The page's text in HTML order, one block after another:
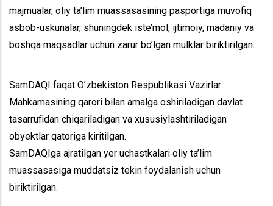
majmualar, oliy ta’lim muassasasining pasportiga muvofiq
asbob-uskunalar, shuningdek iste’mol, ijtimoiy, madaniy va
boshqa maqsadlar uchun zarur bo’lgan mulklar biriktirilgan.
SamDAQI faqat O’zbekiston Respublikasi Vazirlar
Mahkamasining qarori bilan amalga oshiriladigan davlat
tasarrufidan chiqariladigan va xususiylashtiriladigan
obyektlar qatoriga kiritilgan.
SamDAQIga ajratilgan yer uchastkalari oliy ta’lim
muassasasiga muddatsiz tekin foydalanish uchun
biriktirilgan.